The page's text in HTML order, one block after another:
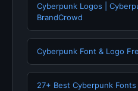
Cyberpunk Logos |
BrandCrowd
Cyberpunk Font & Logo
27+ Best Cyberpunk